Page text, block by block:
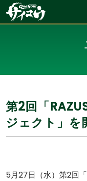
第2回「
ジェクト」を
5月27日（水）第2回